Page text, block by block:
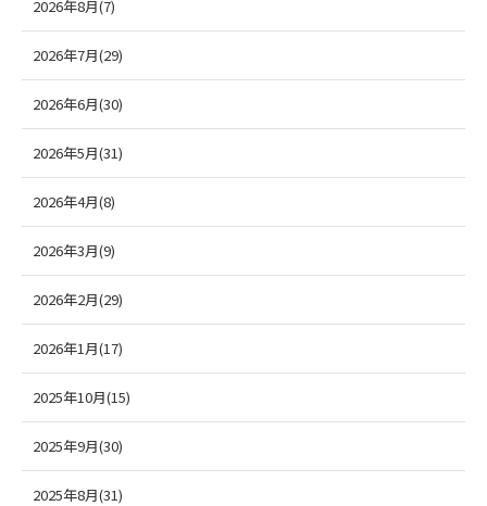
2026年8月(7)
2026年7月(29)
2026年6月(30)
2026年5月(31)
2026年4月(8)
2026年3月(9)
2026年2月(29)
2026年1月(17)
2025年10月(15)
2025年9月(30)
2025年8月(31)